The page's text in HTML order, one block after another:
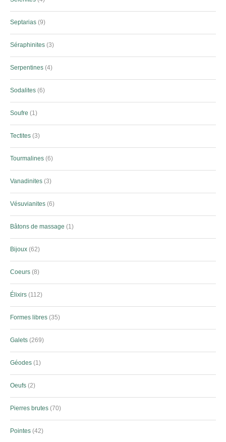
Septarias 9
Séraphinites 3
Serpentines 4
Sodalites 6
Soufre 1
Tectites 3
Tourmalines 6
Vanadinites 3
Vésuvianites 6
Bâtons de massage 1
Bijoux 62
Coeurs 8
Élixirs 112
Formes libres 35
Galets 269
Géodes 1
Oeufs 2
Pierres brutes 70
Pointes 42